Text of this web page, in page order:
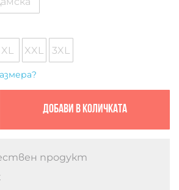
XL XXL 3XL
Добави в количката
продукт